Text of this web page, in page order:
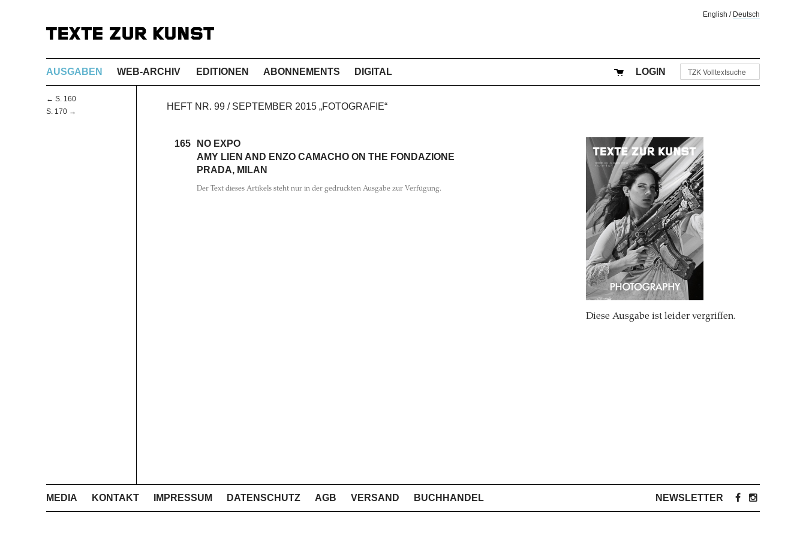
English / Deutsch
AUSGABEN WEB-ARCHIV EDITIONEN ABONNEMENTS DIGITAL LOGIN
← S. 160
S. 170 →
HEFT NR. 99 / SEPTEMBER 2015 „FOTOGRAFIE“
165
NO EXPO
AMY LIEN AND ENZO CAMACHO ON THE FONDAZIONE
PRADA, MILAN
Der Text dieses Artikels steht nur in der gedruckten Ausgabe zur Verfügung.
Diese Ausgabe ist leider vergriffen.
MEDIA KONTAKT IMPRESSUM DATENSCHUTZ AGB VERSAND BUCHHANDEL NEWSLETTER